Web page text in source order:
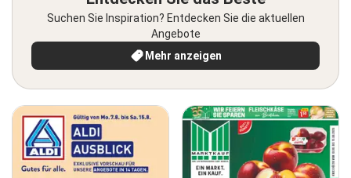
Suchen Sie Inspiration? Entdecken Sie die aktuellen
Angebote
Mehr anzeigen